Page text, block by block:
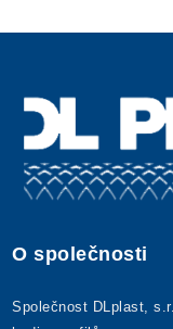
O společnosti
Společnost DLplast,